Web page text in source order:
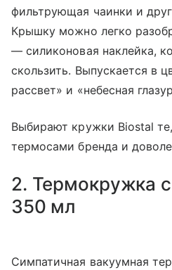
фильтрующая чаинки и
Крышку можно легко
— силиконовая наклейка,
скользить. Выпускается в
рассвет» и «небесная
Выбирают кружки Biostal
термосами бренда и
2. Термокружка
350 мл
Симпатичная вакуумная